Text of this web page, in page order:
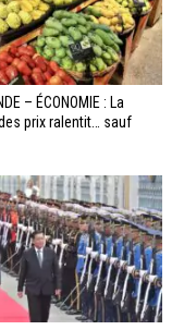
– ÉCONOMIE : La
prix ralentit… sauf